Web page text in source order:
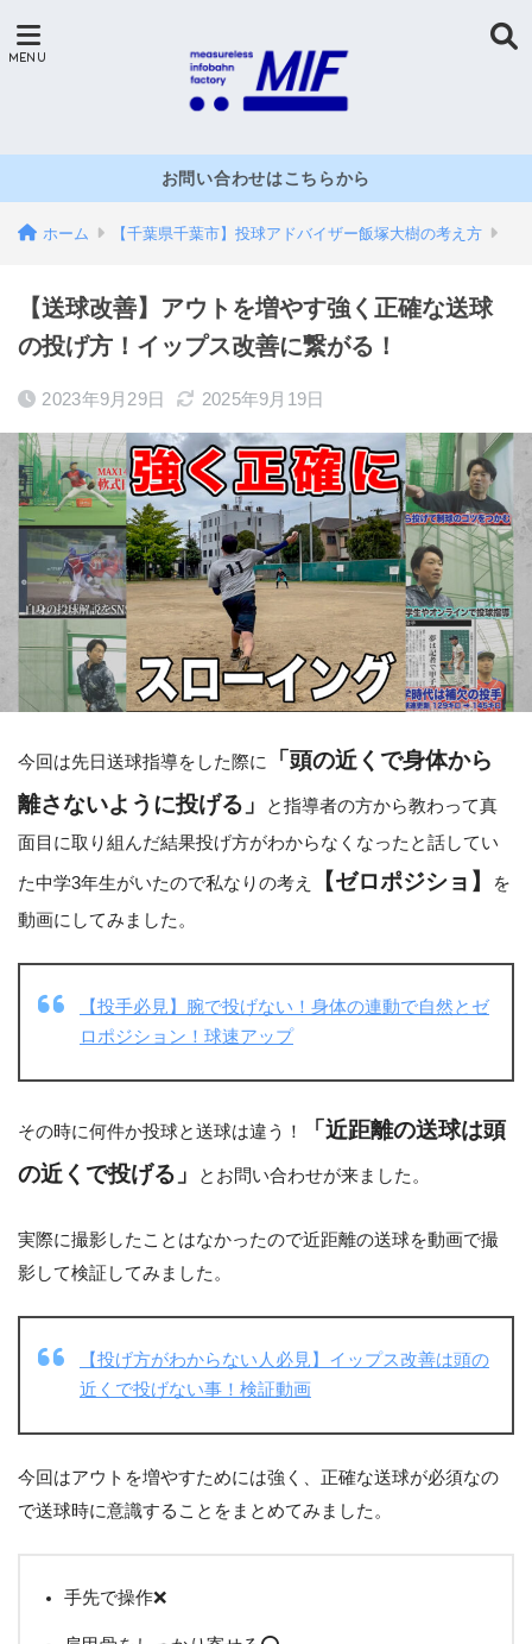
お問い合わせはこちらから
ホーム 【千葉県千葉市】投球アドバイザー飯塚大樹の考え方
【送球改善】アウトを増やす強く正確な送球
の投げ方！イップス改善に繋がる！
2023年9月29日 2025年9月19日
今回は先日送球指導をした際に
「頭の近くで身体から
離さないように投げる」
と指導者の方から教わって真
面目に取り組んだ結果投げ方がわからなくなったと話してい
た中学3年生がいたので私なりの考え 【ゼロポジショ】
を
動画にしてみました。
【投手必見】腕で投げない！身体の連動で自然とゼ
ロポジション！球速アップ
その時に何件か投球と送球は違う！
「近距離の送球は頭
の近くで投げる」
とお問い合わせが来ました。
実際に撮影したことはなかったので近距離の送球を動画で撮
影して検証してみました。
【投げ方がわからない人必見】イップス改善は頭の
近くで投げない事！検証動画
今回はアウトを増やすためには強く、正確な送球が必須なの
で送球時に意識することをまとめてみました。
手先で操作❌